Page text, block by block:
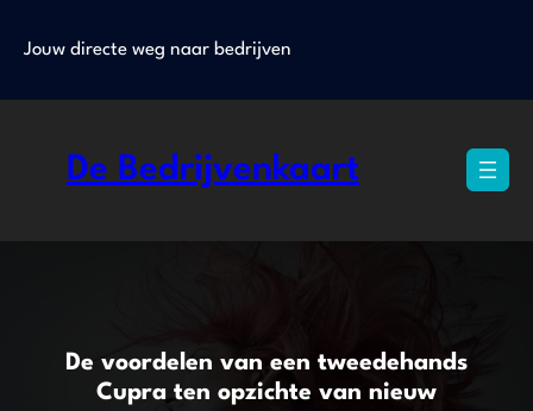
naarJouw directe weg naar bedrijven
De Bedrijvenkaart
De voordelen van een tweedehands
Cupra ten opzichte van nieuw